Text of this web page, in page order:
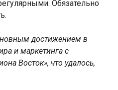
Обязательно
достижением в
и маркетинга с
Восток», что удалось,